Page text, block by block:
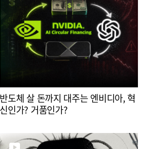
반도체 살 돈까지 대주는 엔비디아, 혁
신인가? 거품인가?